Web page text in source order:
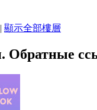
| 顯示全部樓層
Обратные